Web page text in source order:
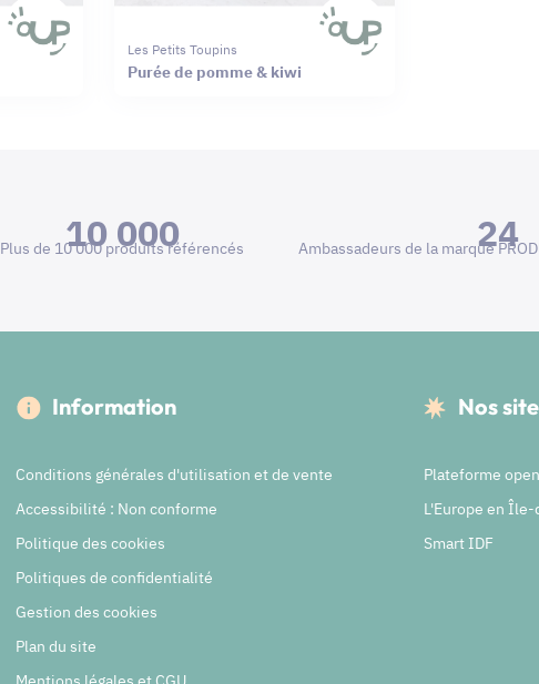
Les Petits Toupins
Purée de pomme & kiwi
10 000
Plus de 10 000 produits référencés 24
Ambassadeurs de la marque
Information
Conditions générales d'utilisation et de vente
Accessibilité : Non conforme
Politique des cookies
Politiques de confidentialité
Gestion des cookies
Plan du site
Nos
Plateforme
L'Europe en
Smart IDF